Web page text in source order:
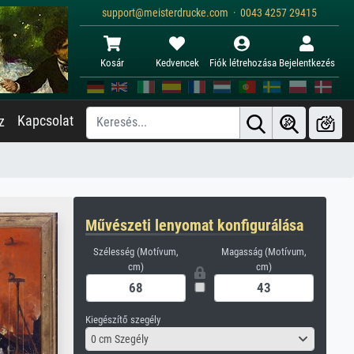
support@meisterdrucke.com · 0043 4257 29415
Kosár Kedvencek Fiók létrehozása Bejelentkezés
Kapcsolat
Művészeti lenyomat konfigurálása
Szélesség (Motívum,
cm)
Magasság (Motívum,
cm)
Kiegészítő szegély
0 cm Szegély